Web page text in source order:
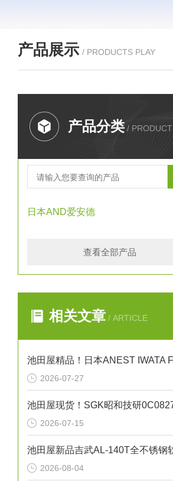
产品展示 / PRODUCTS PLAY
产品分类 / PRODUCT
日本AND爱安德
查看全部产品
相关文章 / ARTICLE
2026-07-27
2026-07-15
2026-08-04